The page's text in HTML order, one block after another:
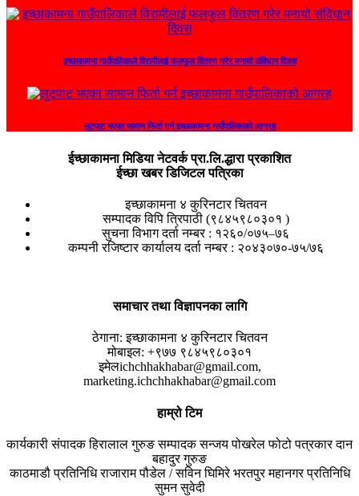
इच्छाकामना गाउँपालिकाले विरामीलाई फलफुल वितरण गरेर मनायो संविधान दिवस
लुटपाट भएका सामान फिर्ता गर्न इच्छाकामना गाउँपालिकाको आग्रह
ईच्छाकामना मिडिया नेटवर्क प्रा.लि.द्धारा प्रकाशित
ईच्छा खबर डिजिटल पत्रिका
इच्छाकामना ४ कुरिनटार चितवन
सम्पादक विपि त्रिपाठी (९८४५९८०३०१ )
सुचना विभाग दर्ता नम्बर : १२६०/०७५–७६
कम्पनी रजिष्टार कार्यालय दर्ता नम्बर : २०४३०७०-७५/७६
समाचार तथा विज्ञापनका लागि
ठेगाना: इच्छाकामना ४ कुरिनटार चितवन
मोबाइल: +९७७ ९८४५९८०३०१
इमेलichchhakhabar@gmail.com,
marketing.ichchhakhabar@gmail.com
हाम्रो टिम
कार्यकारी संपादकहिरालाल गुरुङसम्पादकसन्जय पोखरेलफोटो पत्रकारदान
बहादुर गुरुङ
काठमाडौ प्रतिनिधिराजाराम पौडेल / सविन घिमिरेभरतपुर महानगर प्रतिनिधि
सुमन सुवेदी